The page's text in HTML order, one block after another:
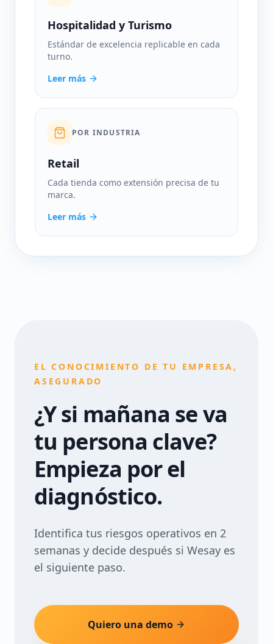
Hospitalidad y Turismo
Estándar de excelencia replicable en cada
turno.
Leer más
POR INDUSTRIA
Retail
Cada tienda como extensión precisa de tu
marca.
Leer más
EL CONOCIMIENTO DE TU EMPRESA,
ASEGURADO
¿Y si mañana se va
tu persona clave?
Empieza por el
diagnóstico.
Identifica tus riesgos operativos en 2
semanas y decide después si Wesay es
el siguiente paso.
Quiero una demo